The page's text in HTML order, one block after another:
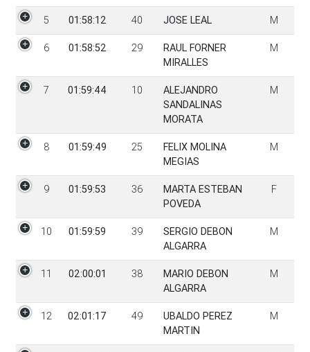
5 01:58:12 40 JOSE LEAL M
6 01:58:52 29
RAUL FORNER
MIRALLES
M
7 01:59:44 10
ALEJANDRO
SANDALINAS
MORATA
M
8 01:59:49 25
FELIX MOLINA
MEGIAS
M
9 01:59:53 36
MARTA ESTEBAN
POVEDA
F
10 01:59:59 39
SERGIO DEBON
ALGARRA
M
11 02:00:01 38
MARIO DEBON
ALGARRA
M
12 02:01:17 49
UBALDO PEREZ
MARTIN
M